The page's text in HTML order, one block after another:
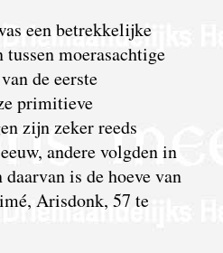
een betrekkelijke
moerasachtige
de eerste
primitieve
zijn zeker reeds
andere volgden in
is de hoeve van
Arisdonk, 57 te